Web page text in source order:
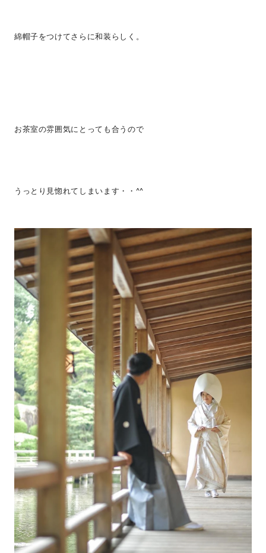
綿帽子をつけてさらに和装らしく。
お茶室の雰囲気にとっても合うので
うっとり見惚れてしまいます・・^^